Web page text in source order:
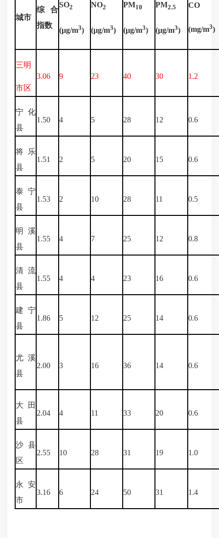
城市
综合
指数
SO2
(µg/m3)
NO2
(µg/m3)
PM10
(µg/m3)
PM2.5
(µg/m3)
CO
(mg/m3)
三明
市区
3.06 9 23 40 30 1.2
宁化
县
1.50 4 5 28 12 0.6
将乐
县
1.51 2 5 20 15 0.6
泰宁
县
1.53 2 10 28 11 0.5
明溪
县
1.55 4 7 25 12 0.8
清流
县
1.55 4 4 23 16 0.6
建宁
县
1.86 5 12 25 14 0.6
尤溪
县
2.00 3 16 36 14 0.6
大田
县
2.04 4 11 33 20 0.6
沙县
区
2.55 10 28 31 19 1.0
永安
市
3.16 6 24 50 31 1.4